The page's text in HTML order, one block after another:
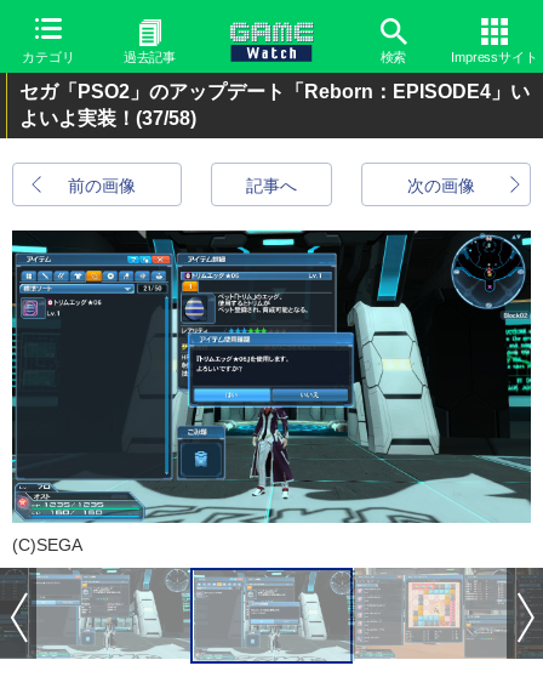
カテゴリ 過去記事 検索 Impressサイト
セガ「PSO2」のアップデート「Reborn：EPISODE4」い
よいよ実装！ (37/58)
前の画像 次の画像
記事へ
(C)SEGA